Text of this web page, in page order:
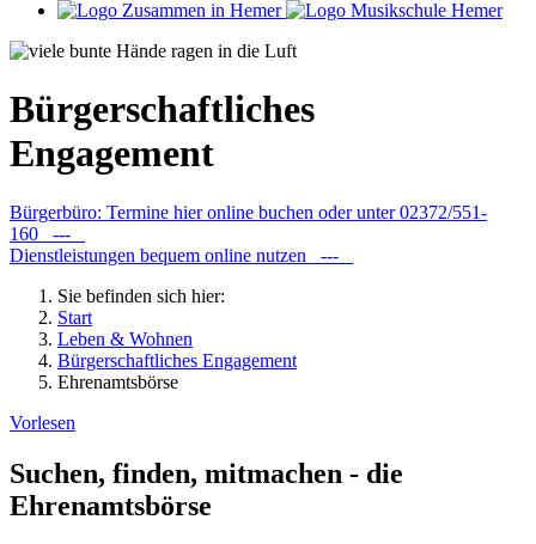
Bürgerschaftliches
Engagement
Bürgerbüro: Termine hier online buchen oder unter 02372/551-
160 ---
Dienstleistungen bequem online nutzen ---
Sie befinden sich hier:
Start
Leben & Wohnen
Bürgerschaftliches Engagement
Ehrenamtsbörse
Vorlesen
Suchen, finden, mitmachen - die
Ehrenamtsbörse